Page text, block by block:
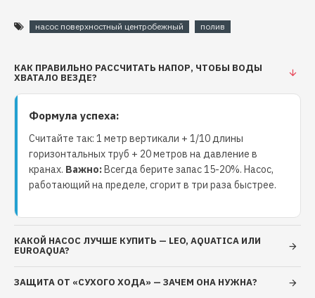
различного назначения. Являются хорошим решением
для использования в станциях автоматического
частных домов и коттеджей.
Техническая характеристика:
Номинальная объемная подача 2,4 м3/час (40
л/мин)
Номинальный напор: 30 м
Максимальная объемная подача: 4,8 м3/час (80
л/мин)
Максимальная ввысота всасывания: 8 м (с
обратным клапаном в точке забора воды)
Масса 8 кг
короткозамкнутым ротором, с
насос поверхностный центробежный полив
КАК ПРАВИЛЬНО РАССЧИТАТЬ НАПОР, ЧТОБЫ ВОДЫ
ХВАТАЛО ВЕЗДЕ?
Формула успеха:
Считайте так: 1 метр вертикали + 1/10 длины
горизонтальных труб + 20 метров на давление в
кранах. Важно:Всегда берите запас 15-20%. Насос,
работающий на пределе, сгорит в три раза быстрее.
КАКОЙ НАСОС ЛУЧШЕ КУПИТЬ — LEO, AQUATICA ИЛИ
EUROAQUA?
ЗАЩИТА ОТ «СУХОГО ХОДА» — ЗАЧЕМ ОНА НУЖНА?